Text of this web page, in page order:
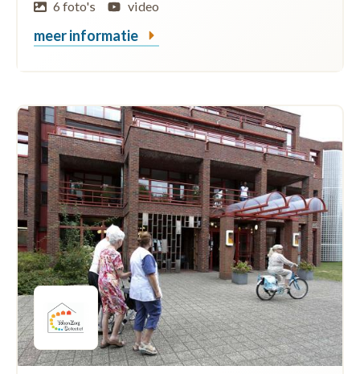
6 foto's
video
meer informatie